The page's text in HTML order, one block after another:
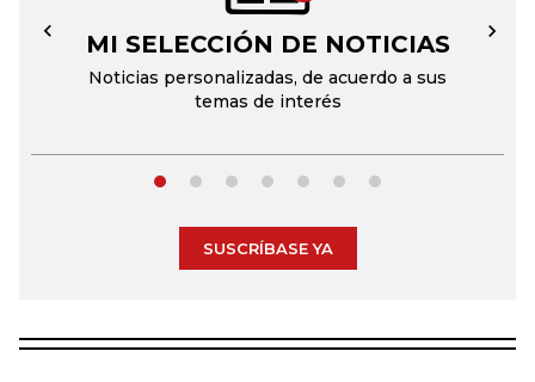
MI SELECCIÓN DE NOTICIAS
Noticias personalizadas, de acuerdo a sus
temas de interés
← →
SUSCRÍBASE YA